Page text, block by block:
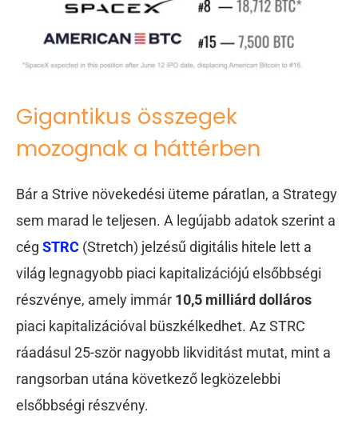
Gigantikus összegek
mozognak a háttérben
Bár a Strive növekedési üteme páratlan, a Strategy
sem marad le teljesen. A legújabb adatok szerint a
cég STRC (Stretch) jelzésű digitális hitele lett a
világ legnagyobb piaci kapitalizációjú elsőbbségi
részvénye, amely immár 10,5 milliárd dolláros
piaci kapitalizációval büszkélkedhet. Az STRC
ráadásul 25-ször nagyobb likviditást mutat, mint a
rangsorban utána következő legközelebbi
elsőbbségi részvény.